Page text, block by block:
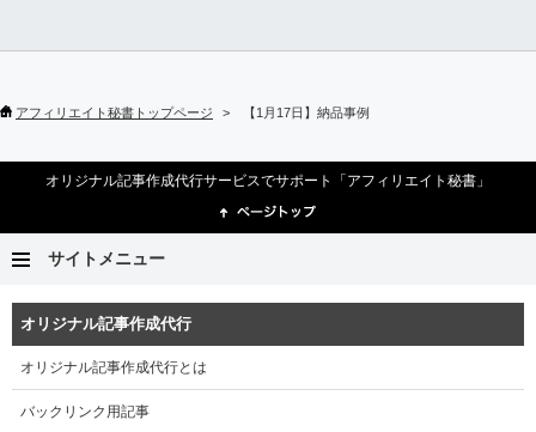
アフィリエイト秘書トップページ 【1月17日】納品事例
オリジナル記事作成代行サービスでサポート「アフィリエイト秘書」
サイトメニュー
オリジナル記事作成代行
オリジナル記事作成代行とは
バックリンク用記事